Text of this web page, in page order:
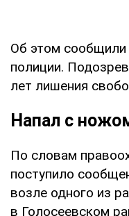
Об этом сообщили
полиции.
лет лишения
Напал с
По словам
поступило
возле одного из
в Голосеевском